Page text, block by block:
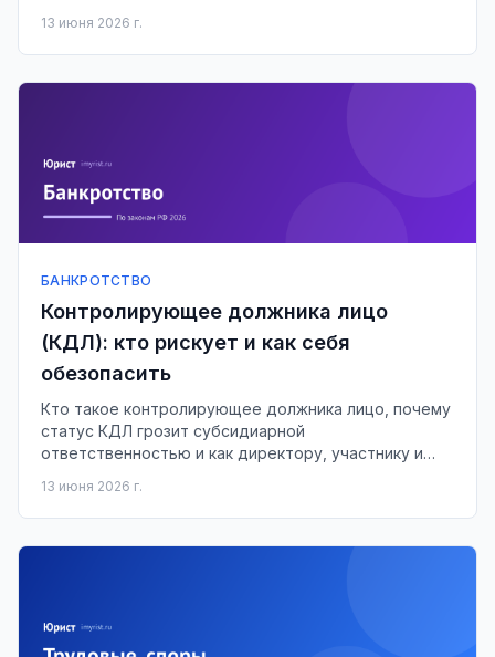
13 июня 2026 г.
БАНКРОТСТВО
Контролирующее должника лицо
(КДЛ): кто рискует и как себя
обезопасить
Кто такое контролирующее должника лицо, почему
статус КДЛ грозит субсидиарной
ответственностью и как директору, участнику и
13 июня 2026 г.